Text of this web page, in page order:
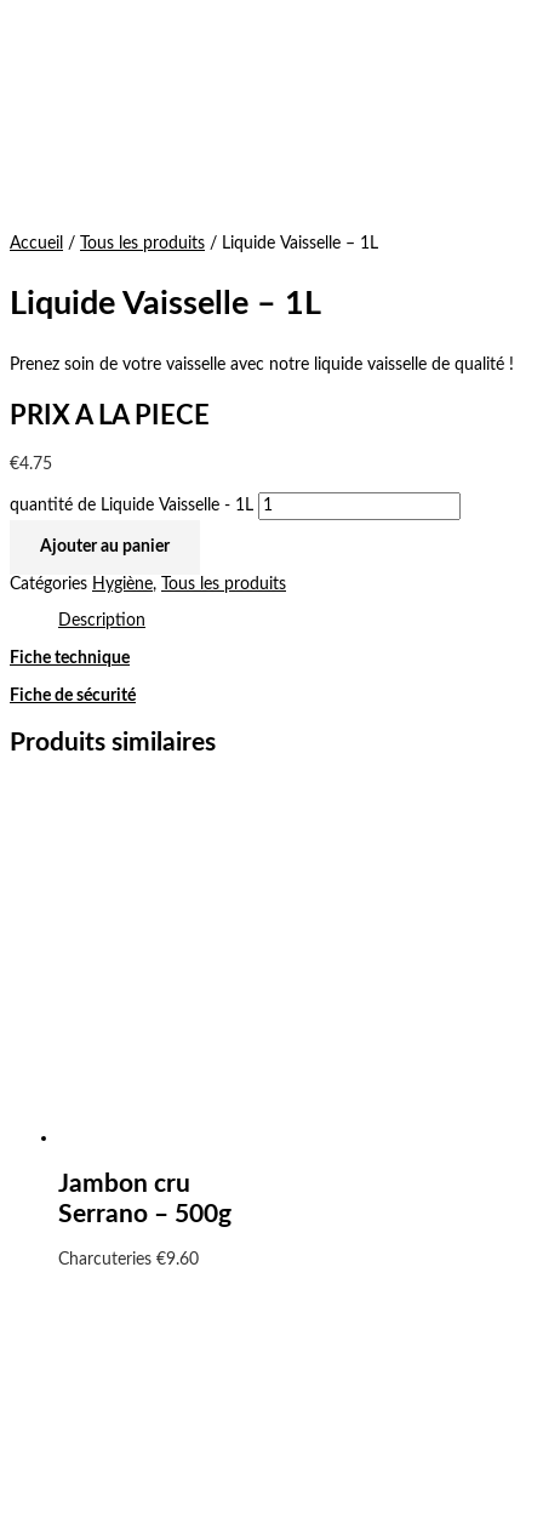
Accueil / Tous les produits / Liquide Vaisselle – 1L
Liquide Vaisselle – 1L
Prenez soin de votre vaisselle avec notre liquide vaisselle de qualité !
PRIX A LA PIECE
€4.75
quantité de Liquide Vaisselle - 1L
Ajouter au panier
Catégories Hygiène, Tous les produits
Description
Fiche technique
Fiche de sécurité
Produits similaires
Jambon cru
Serrano – 500g
Charcuteries €9.60